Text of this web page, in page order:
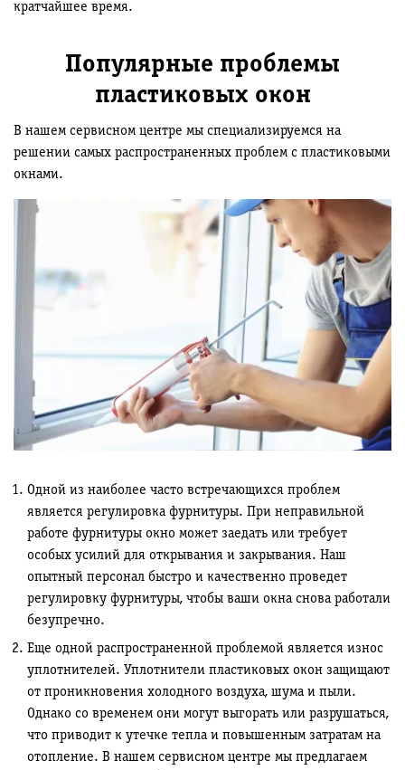
кратчайшее время.
Популярные проблемы
пластиковых окон
В нашем сервисном центре мы специализируемся на
решении самых распространенных проблем с пластиковыми
окнами.
Одной из наиболее часто встречающихся проблем
является регулировка фурнитуры. При неправильной
работе фурнитуры окно может заедать или требует
особых усилий для открывания и закрывания. Наш
опытный персонал быстро и качественно проведет
регулировку фурнитуры, чтобы ваши окна снова работали
безупречно.
Еще одной распространенной проблемой является износ
уплотнителей. Уплотнители пластиковых окон защищают
от проникновения холодного воздуха, шума и пыли.
Однако со временем они могут выгорать или разрушаться,
что приводит к утечке тепла и повышенным затратам на
отопление. В нашем сервисном центре мы предлагаем